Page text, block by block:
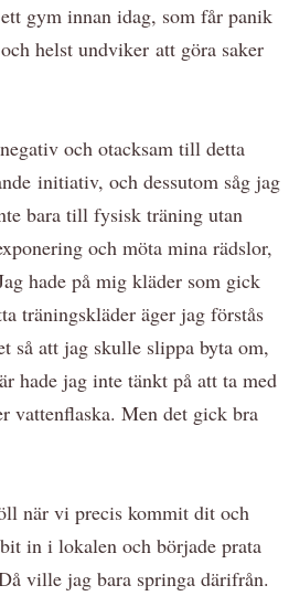
gym innan idag, som får panik
helst undviker att göra saker
och otacksam till detta
initiativ, och dessutom såg jag
bara till fysisk träning utan
och möta mina rädslor,
hade på mig kläder som gick
träningskläder äger jag förstås
så att jag skulle slippa byta om,
hade jag inte tänkt på att ta med
vattenflaska. Men det gick bra
när vi precis kommit dit och
in i lokalen och började prata
ville jag bara springa därifrån.